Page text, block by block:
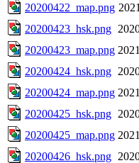
20200422_map.png
20200423_hsk.png
20200423_map.png
20200424_hsk.png
20200424_map.png
20200425_hsk.png
20200425_map.png
20200426_hsk.png